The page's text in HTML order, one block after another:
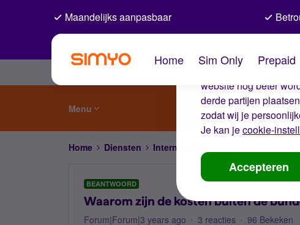
De
Wij gebruiken
website nog beter
derde partijen
zodat wij je
Je kan jecookie-
Accepteren
Maandelijks aanpasbaar
Home Sim Only Prepaid
Menu
Home Diensten Internet, 4G en 5G
BEANTWOORD
Waarom zijn de kosten buiten de
Forum|Forum|3 years ago 3 reacties 96 Bekeken